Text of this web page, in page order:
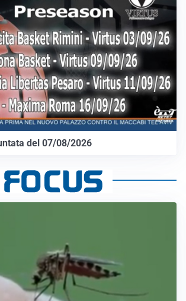
del 07/08/2026